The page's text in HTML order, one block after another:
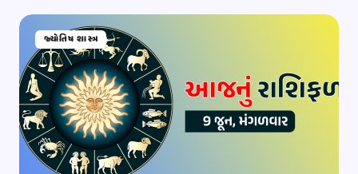
જ્યોતિષ શાસ્ત્ર